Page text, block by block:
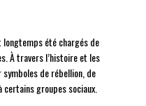
longtemps été chargés de
À travers l’histoire et les
de rébellion, de
groupes sociaux.